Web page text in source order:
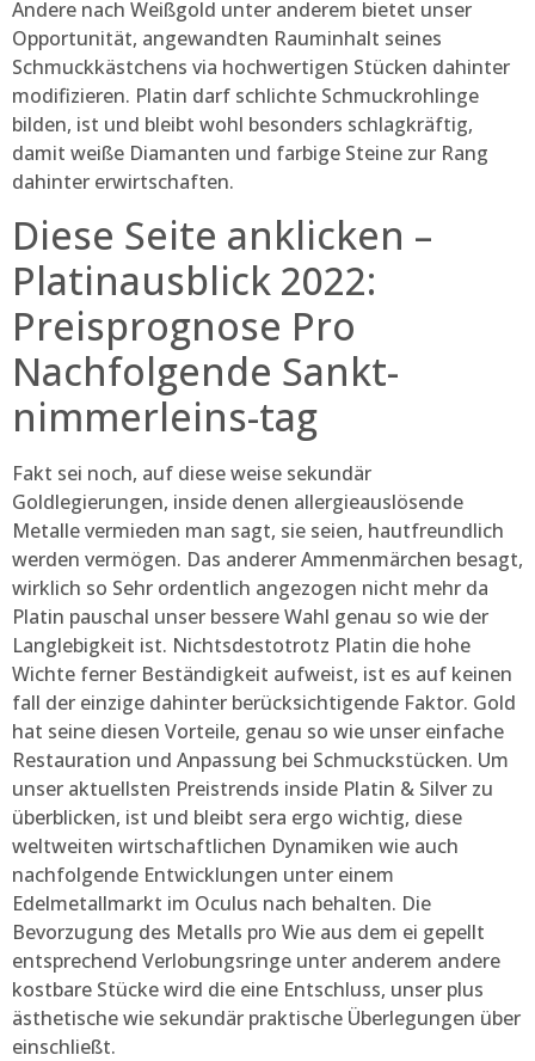
Andere nach Weißgold unter anderem bietet unser
Opportunität, angewandten Rauminhalt seines
Schmuckkästchens via hochwertigen Stücken dahinter
modifizieren. Platin darf schlichte Schmuckrohlinge
bilden, ist und bleibt wohl besonders schlagkräftig,
damit weiße Diamanten und farbige Steine zur Rang
dahinter erwirtschaften.
Diese Seite anklicken –
Platinausblick 2022:
Preisprognose Pro
Nachfolgende Sankt-
nimmerleins-tag
Fakt sei noch, auf diese weise sekundär
Goldlegierungen, inside denen allergieauslösende
Metalle vermieden man sagt, sie seien, hautfreundlich
werden vermögen. Das anderer Ammenmärchen besagt,
wirklich so Sehr ordentlich angezogen nicht mehr da
Platin pauschal unser bessere Wahl genau so wie der
Langlebigkeit ist. Nichtsdestotrotz Platin die hohe
Wichte ferner Beständigkeit aufweist, ist es auf keinen
fall der einzige dahinter berücksichtigende Faktor. Gold
hat seine diesen Vorteile, genau so wie unser einfache
Restauration und Anpassung bei Schmuckstücken. Um
unser aktuellsten Preistrends inside Platin & Silver zu
überblicken, ist und bleibt sera ergo wichtig, diese
weltweiten wirtschaftlichen Dynamiken wie auch
nachfolgende Entwicklungen unter einem
Edelmetallmarkt im Oculus nach behalten. Die
Bevorzugung des Metalls pro Wie aus dem ei gepellt
entsprechend Verlobungsringe unter anderem andere
kostbare Stücke wird die eine Entschluss, unser plus
ästhetische wie sekundär praktische Überlegungen über
einschließt.